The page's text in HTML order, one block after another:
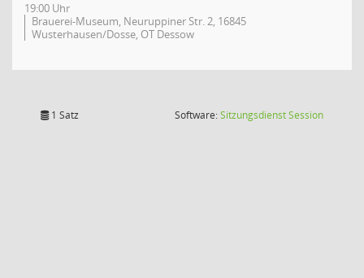
19:00 Uhr
Brauerei-Museum, Neuruppiner Str. 2, 16845
Wusterhausen/Dosse, OT Dessow
1 Satz Software:SitzungsdienstSession(Wird in